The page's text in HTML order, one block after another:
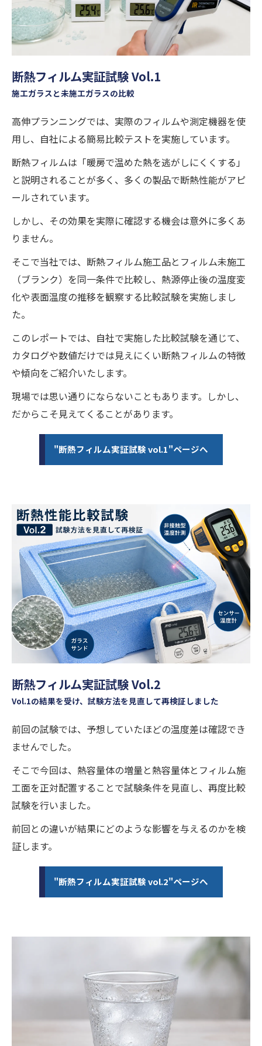
断熱フィルム実証試験 Vol.1
施工ガラスと未施工ガラスの比較
高伸プランニングでは、実際のフィルムや測定機器を使
用し、自社による簡易比較テストを実施しています。
断熱フィルムは「暖房で温めた熱を逃がしにくくする」
と説明されることが多く、多くの製品で断熱性能がアピ
ールされています。
しかし、その効果を実際に確認する機会は意外に多くあ
りません。
そこで当社では、断熱フィルム施工品とフィルム未施工
（ブランク）を同一条件で比較し、熱源停止後の温度変
化や表面温度の推移を観察する比較試験を実施しまし
た。
このレポートでは、自社で実施した比較試験を通じて、
カタログや数値だけでは見えにくい断熱フィルムの特徴
や傾向をご紹介いたします。
現場では思い通りにならないこともあります。しかし、
だからこそ見えてくることがあります。
"断熱フィルム実証試験 vol.1"ページへ
断熱フィルム実証試験 Vol.2
Vol.1の結果を受け、試験方法を見直して再検証しました
前回の試験では、予想していたほどの温度差は確認でき
ませんでした。
そこで今回は、熱容量体の増量と熱容量体とフィルム施
工面を正対配置することで試験条件を見直し、再度比較
試験を行いました。
前回との違いが結果にどのような影響を与えるのかを検
証します。
"断熱フィルム実証試験 vol.2"ページへ